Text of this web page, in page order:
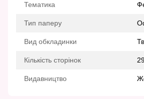
Тематика
Тип паперу
Вид обкладинки
Кількість сторінок
Видавництво